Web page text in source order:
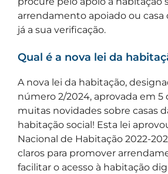
arrendamento apoiado ou casa
já a sua verificação.
Qual é a nova lei da
A nova lei da habitação,
número 2/2024, aprovada em 5
muitas novidades sobre casas
habitação social! Esta lei
Nacional de Habitação 2022-
claros para promover
facilitar o acesso à habitação